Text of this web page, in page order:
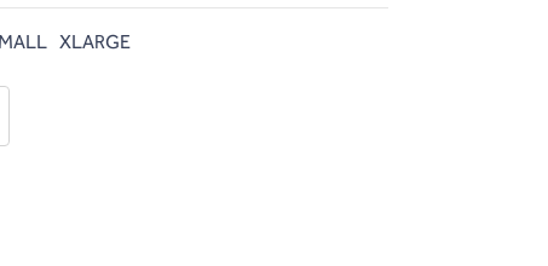
XLARGE
posta ile gönder
sor